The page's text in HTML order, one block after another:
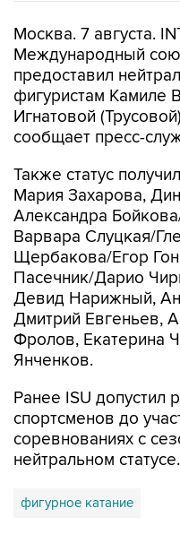
10
Фотохроника 7 августа